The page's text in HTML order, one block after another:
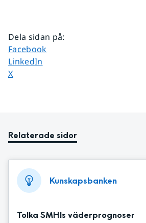
Dela sidan på:
Dela sidan på
Facebook
Dela sidan på
LinkedIn
Dela sidan på
X
Relaterade sidor
Kunskapsbanken
Tolka SMHIs väderprognoser